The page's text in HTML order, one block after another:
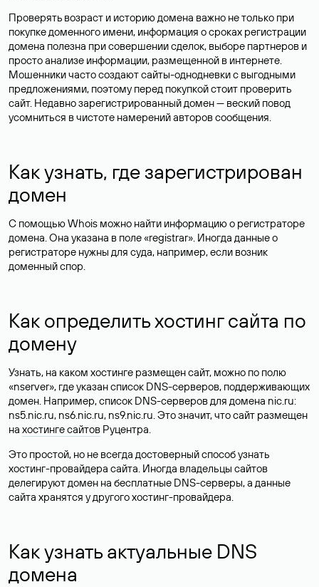
Проверять возраст и историю домена важно не только при
покупке доменного имени, информация о сроках регистрации
домена полезна при совершении сделок, выборе партнеров и
просто анализе информации, размещенной в интернете.
Мошенники часто создают сайты-однодневки с выгодными
предложениями, поэтому перед покупкой стоит проверить
сайт. Недавно зарегистрированный домен — веский повод
усомниться в чистоте намерений авторов сообщения.
Как узнать, где зарегистрирован
домен
С помощью Whois можно найти информацию о регистраторе
домена. Она указана в поле «registrar». Иногда данные о
регистраторе нужны для суда, например, если возник
доменный спор.
Как определить хостинг сайта по
домену
Узнать, на каком хостинге размещен сайт, можно по полю
«nserver», где указан список DNS-серверов, поддерживающих
домен. Например, список DNS-серверов для домена nic.ru:
ns5.nic.ru, ns6.nic.ru, ns9.nic.ru. Это значит, что сайт размещен
на хостинге сайтов Руцентра.
Это простой, но не всегда достоверный способ узнать
хостинг-провайдера сайта. Иногда владельцы сайтов
делегируют домен на бесплатные DNS-серверы, а данные
сайта хранятся у другого хостинг-провайдера.
Как узнать актуальные DNS
домена